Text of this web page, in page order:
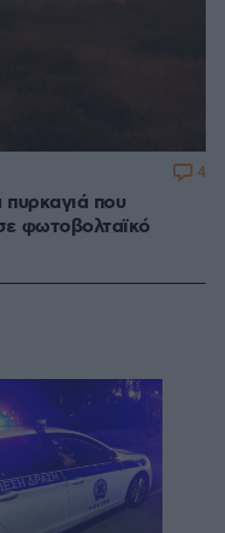
πυρκαγιά που
φωτοβολταϊκό
4